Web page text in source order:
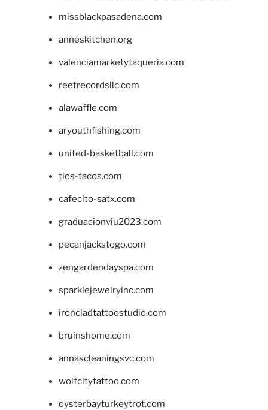
missblackpasadena.com
anneskitchen.org
valenciamarketytaqueria.com
reefrecordsllc.com
alawaffle.com
aryouthfishing.com
united-basketball.com
tios-tacos.com
cafecito-satx.com
graduacionviu2023.com
pecanjackstogo.com
zengardendayspa.com
sparklejewelryinc.com
ironcladtattoostudio.com
bruinshome.com
annascleaningsvc.com
wolfcitytattoo.com
oysterbayturkeytrot.com